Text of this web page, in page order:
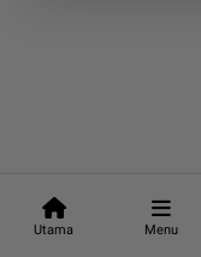
Utama Menu